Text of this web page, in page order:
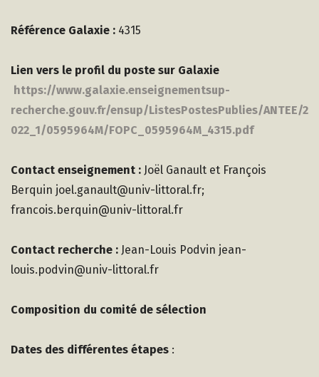
Référence Galaxie : 4315
Lien vers le profil du poste sur Galaxie
https://www.galaxie.enseignementsup-
recherche.gouv.fr/ensup/ListesPostesPublies/ANTEE/2
022_1/0595964M/FOPC_0595964M_4315.pdf
Contact enseignement : Joël Ganault et François
Berquin joel.ganault@univ-littoral.fr;
francois.berquin@univ-littoral.fr
Contact recherche : Jean-Louis Podvin jean-
louis.podvin@univ-littoral.fr
Composition du comité de sélection
Dates des différentes étapes :